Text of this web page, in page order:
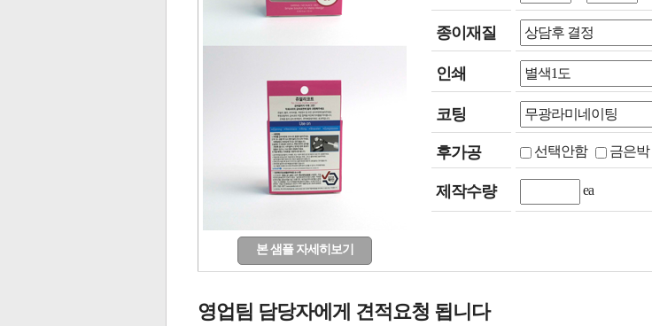
본 샘플 자세히보기
종이재질
인쇄
코팅
후가공 선택안함 금은박
제작수량 ea
영업팀 담당자에게 견적요청 됩니다